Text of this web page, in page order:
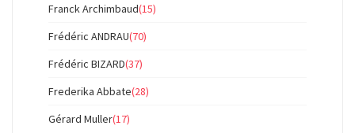
Franck Archimbaud(15)
Frédéric ANDRAU(70)
Frédéric BIZARD(37)
Frederika Abbate(28)
Gérard Muller(17)